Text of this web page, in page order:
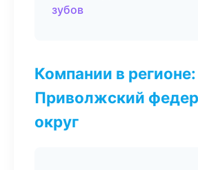
зубов
Компании в регионе:
Приволжский
округ